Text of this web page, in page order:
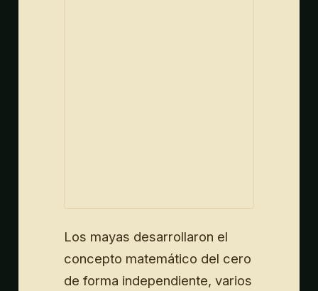
Los mayas desarrollaron el
concepto matemático del cero
de forma independiente, varios